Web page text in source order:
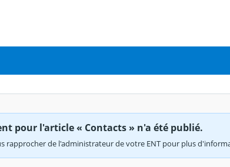
pour l'article « Contacts » n'a été publié.
rapprocher de l'administrateur de votre ENT pour plus